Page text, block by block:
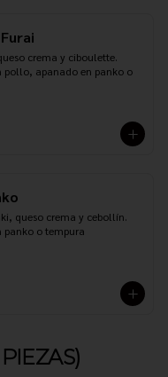
crema y ciboulette.
pollo, apanado en panko o
queso crema y cebollín.
panko o tempura